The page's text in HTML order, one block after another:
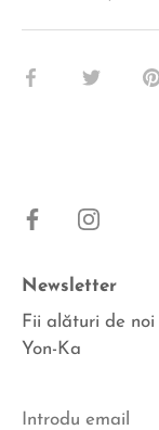
Share
Share
Newsletter
Fii alături de
Yon-Ka